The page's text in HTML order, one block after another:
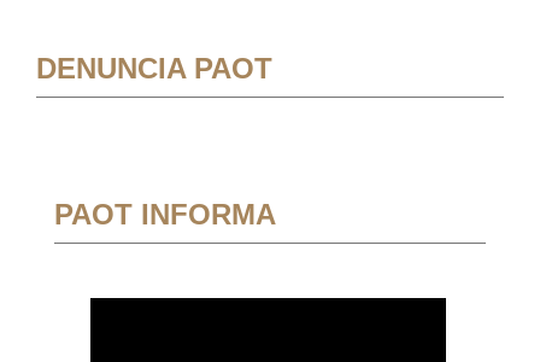
DENUNCIA PAOT
PAOT INFORMA